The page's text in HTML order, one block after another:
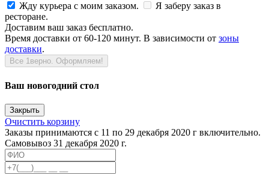
Жду курьера с моим заказом.
Я заберу заказ в
ресторане.
Доставим ваш заказ бесплатно.
Время доставки от 60-120 минут. В зависимости от зоны
доставки.
Все 1верно. Оформляем!
Ваш новогодний стол
Закрыть
Очистить корзину
Заказы принимаются с 11 по 29 декабря 2020 г включительно.
Самовывоз 31 декабря 2020 г.